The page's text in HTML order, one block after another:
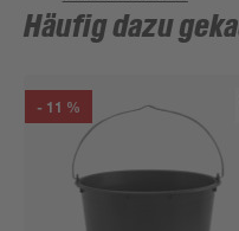
Häufig dazu
- 11 %